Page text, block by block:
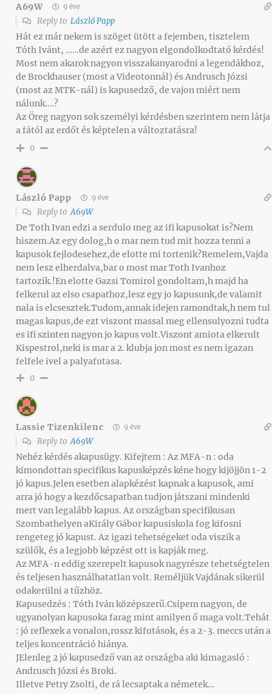
A69W 9 éve
Reply to László Papp
Hát ez már nekem is szöget ütött a fejemben, tisztelem
Tóth Ivánt, ……de azért ez nagyon elgondolkodtató kérdés!
Most nem akarok nagyon visszakanyarodni a legendákhoz,
de Brockhauser (most a Videotonnál) és Andrusch Józsi
(most az MTK-nál) is kapusedző, de vajon miért nem
nálunk….?
Az Öreg nagyon sok személyi kérdésben szerintem nem látja
a fától az erdőt és képtelen a változtatásra!
0
László Papp 9 éve
Reply toA69W
De Toth Ivan edzi a serdulo meg az ifi kapusokat is?Nem
hiszem.Az egy dolog,h o mar nem tud mit hozza tenni a
kapusok fejlodesehez,de elotte mi tortenik?Remelem,Vajda
nem lesz elherdalva,bar o most mar Toth Ivanhoz
tartozik.!En elotte Gazsi Tomirol gondoltam,h majd ha
felkerul az elso csapathoz,lesz egy jo kapusunk,de valamit
nala is elcsesztek.Tudom,annak idejen ramondtak,h nem tul
magas kapus,de ezt viszont massal meg ellensulyozni tudta
es ifi szinten nagyon jo kapus volt.Viszont amiota elkerult
Kispestrol,neki is mar a 2. klubja jon most es nem igazan
felfele ivel a palyafutasa.
0
Lassie Tizenkilenc 9 éve
Reply toA69W
Nehéz kérdés akapusügy. Kifejtem : Az MFA-n : oda
kimondottan specifikus kapusképzés kéne hogy kijöjjön 1-2
jó kapus.Jelen esetben alapkézést kapnak a kapusok, ami
arra jó hogy a kezdőcsapatban tudjon játszani mindenki
mert van legalább kapus. Az országban specifikusan
Szombathelyen aKirály Gábor kapusiskola fog kifosni
rengeteg jó kapust. Az igazi tehetségeket oda viszik a
szülők, és a legjobb képzést ott is kapják meg.
Az MFA-n eddig szerepelt kapusok nagyrésze tehetségtelen
és teljesen használhatatlan volt. Reméljük Vajdának sikerül
odakerülni a tűzhöz.
Kapusedzés : Tóth Iván középszerű.Csípem nagyon, de
ugyanolyan kapusoka farag mint amilyen ő maga volt.Tehát
: jó reflexek a vonalon,rossz kifutások, és a 2-3. meccs után a
teljes koncentráció hiánya.
JElenleg 2 jó kapusedző van az országba aki kimagasló :
Andrusch Józsi és Broki.
Illetve Petry Zsolti, de rá lecsaptak a németek…